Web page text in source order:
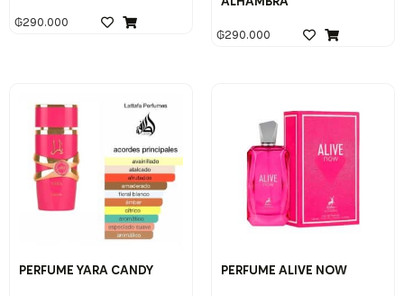
₲290.000
₲290.000
PERFUME YARA CANDY PERFUME ALIVE NOW